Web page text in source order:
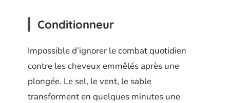
Conditionneur
Impossible d’ignorer le combat quotidien
contre les cheveux emmêlés après une
plongée. Le sel, le vent, le sable
transforment en quelques minutes une